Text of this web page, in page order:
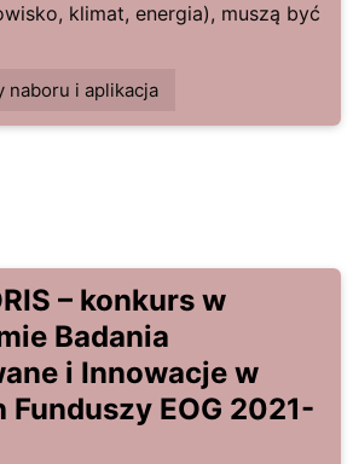
klimat, energia), muszą być
naboru i aplikacja
– konkurs w
Badania
i Innowacje w
Funduszy EOG 2021-